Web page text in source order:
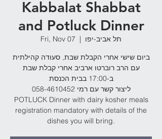
Kabbalat Shabbat
and Potluck Dinner
Fri, Nov 07
  |
תל אביב-יפו
ביום שישי אחרי הקבלת שבת, סעודה קהילתית
עם הרב רוברטו ארביב אחרי קבלת שבת
ב-17:00 בבית הכנסת
ליצור קשר עם רמי 058-4610452
POTLUCK Dinner with dairy kosher meals
registration mandatory with details of the
dishes you will bring.